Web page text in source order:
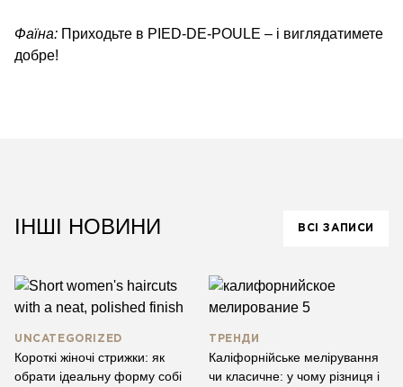
Фаїна: Приходьте в PIED-DE-POULE – і виглядатимете
добре!
ІНШІ НОВИНИ ВСІ ЗАПИСИ
UNCATEGORIZED
Короткі жіночі стрижки: як
обрати ідеальну форму собі
ТРЕНДИ
Каліфорнійське мелірування
чи класичне: у чому різниця і